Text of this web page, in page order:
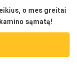
o mes greitai
sąmatą!